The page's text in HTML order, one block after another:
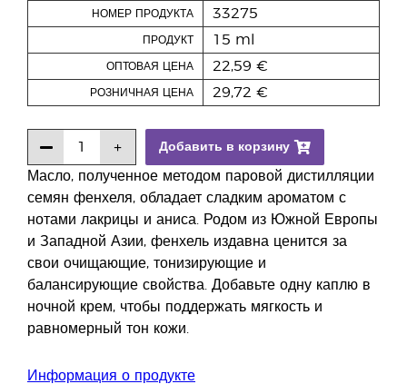
Масло, полученное методом паровой дистилляции
семян фенхеля, обладает сладким ароматом с
нотами лакрицы и аниса. Родом из Южной Европы
и Западной Азии, фенхель издавна ценится за
свои очищающие, тонизирующие и
балансирующие свойства. Добавьте одну каплю в
ночной крем, чтобы поддержать мягкость и
равномерный тон кожи.
Информация о продукте
НОМЕР ПРОДУКТА 33275
ПРОДУКТ 15 ml
ОПТОВАЯ ЦЕНА 22,59 €
РОЗНИЧНАЯ ЦЕНА 29,72 €
Добавить в корзину